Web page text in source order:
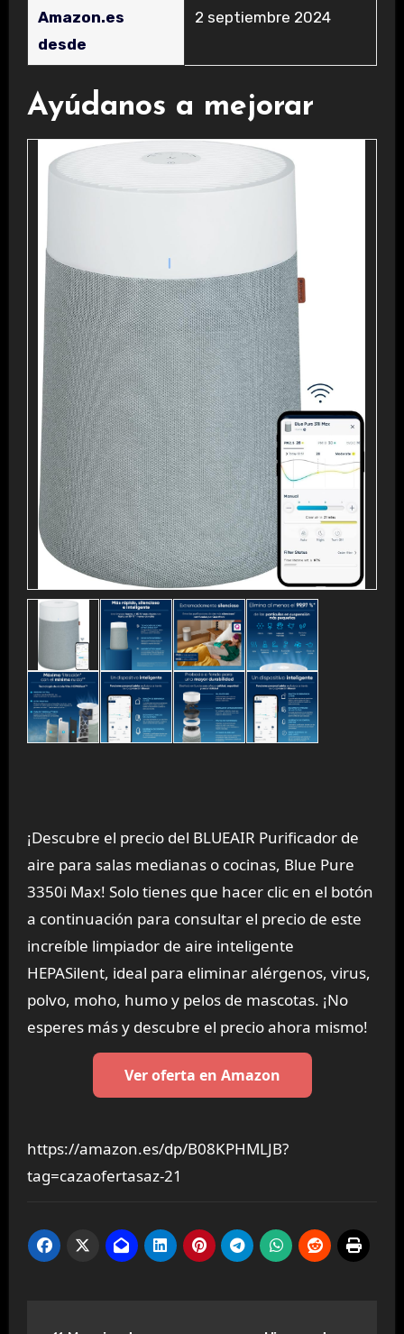
Amazon.es
desde
2 septiembre 2024
Ayúdanos a mejorar
¡Descubre el precio del BLUEAIR Purificador de
aire para salas medianas o cocinas, Blue Pure
3350i Max! Solo tienes que hacer clic en el botón
a continuación para consultar el precio de este
increíble limpiador de aire inteligente
HEPASilent, ideal para eliminar alérgenos, virus,
polvo, moho, humo y pelos de mascotas. ¡No
esperes más y descubre el precio ahora mismo!
Ver oferta en Amazon
https://amazon.es/dp/B08KPHMLJB?
tag=cazaofertasaz-21